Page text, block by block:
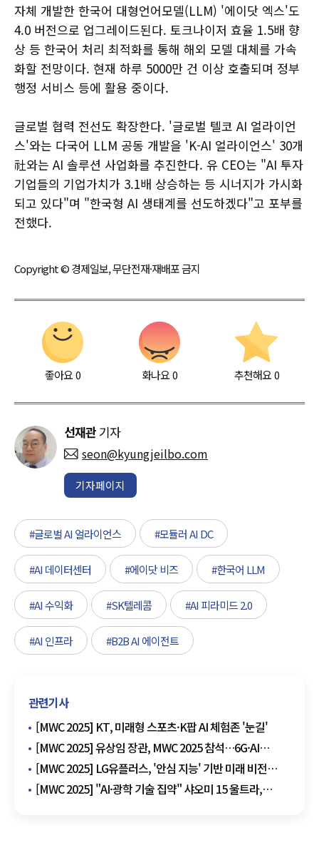
자체 개발한 한국어 대형언어모델(LLM) '에이닷 엑스'도
4.0 버전으로 업그레이드된다. 토크나이저 효율 1.5배 향
상 등 한국어 처리 최적화를 통해 해외 모델 대체를 가속
화할 전망이다. 현재 하루 5000만 건 이상 호출되며 정부
행정 서비스 등에 활용 중이다.
글로벌 협력 전선도 확장한다. '글로벌 텔코 AI 얼라이언
스'와는 다국어 LLM 공동 개발을 'K-AI 얼라이언스' 30개
社와는 AI 솔루션 사업화를 추진한다. 유 CEO는 "AI 투자
기업들의 기업가치가 3.1배 상승하는 등 시너지가 가시화
되고 있다"며 "한국형 AI 생태계를 선도하겠다"고 포부를
전했다.
Copyright © 경제일보, 무단전재·재배포 금지
좋아요0 화나요0 추천해요 0
선재관 기자
seon@kyungjeilbo.com
기자페이지
#글로벌 AI 얼라이언스 #모듈러 AI DC
#AI 데이터센터 #에이닷 비즈 #한국어 LLM
#AI 수익화 #SK텔레콤 #AI 피라미드 2.0
#AI 인프라 #B2B AI 에이전트
관련기사
[MWC 2025] KT, 미래형 스포츠·K팝 AI 체험존 '눈길'
[MWC 2025] 유상임 장관, MWC 2025 참석…6G·AI
글로벌 협력 전략 본격화
[MWC 2025] LG유플러스, '안심 지능' 기반 미래 비전
공개…"AI로 밝은 세상 만들 것"
[MWC 2025] "AI·광학 기술 집약" 샤오미 15 울트라,